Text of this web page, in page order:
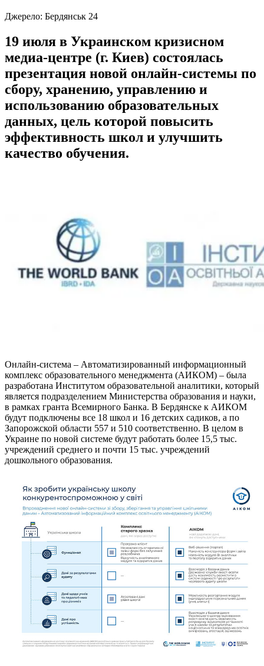
Джерело: Бердянськ 24
19 июля в Украинском кризисном
медиа-центре (г. Киев) состоялась
презентация новой онлайн-системы по
сбору, хранению, управлению и
использованию образовательных
данных, цель которой повысить
эффективность школ и улучшить
качество обучения.
Онлайн-система – Автоматизированный информационный
комплекс образовательного менеджмента (АИКОМ) – была
разработана Институтом образовательной аналитики, который
является подразделением Министерства образования и науки,
в рамках гранта Всемирного Банка. В Бердянске к АИКОМ
будут подключены все 18 школ и 16 детских садиков, а по
Запорожской области 557 и 510 соответственно. В целом в
Украине по новой системе будут работать более 15,5 тыс.
учреждений среднего и почти 15 тыс. учреждений
дошкольного образования.